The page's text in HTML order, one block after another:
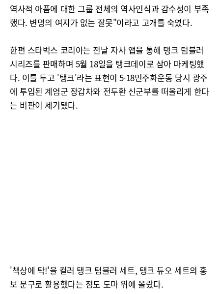
역사적 아픔에 대한 그룹 전체의 역사인식과 감수성이 부족
했다. 변명의 여지가 없는 잘못"이라고 고개를 숙였다.
한편 스타벅스 코리아는 전날 자사 앱을 통해 탱크 텀블러
시리즈를 판매하며 5월 18일을 탱크데이로 삼아 마케팅했
다. 이를 두고 '탱크'라는 표현이 5·18민주화운동 당시 광주
에 투입된 계엄군 장갑차와 전두환 신군부를 떠올리게 한다
는 비판이 제기됐다.
'책상에 탁!'을 컬러 탱크 텀블러 세트, 탱크 듀오 세트의 홍
보 문구로 활용했다는 점도 도마 위에 올랐다.